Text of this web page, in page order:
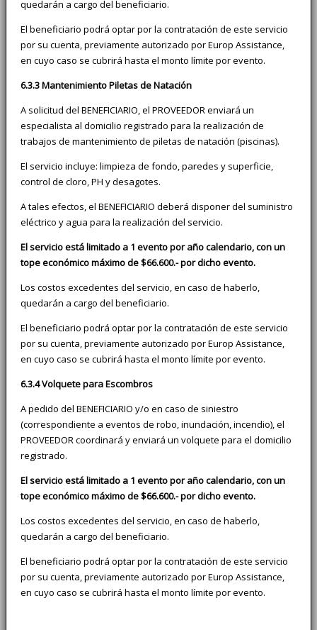
quedarán a cargo del beneficiario.
El beneficiario podrá optar por la contratación de este servicio
por su cuenta, previamente autorizado por Europ Assistance,
en cuyo caso se cubrirá hasta el monto límite por evento.
6.3.3 Mantenimiento Piletas de Natación
A solicitud del BENEFICIARIO, el PROVEEDOR enviará un
especialista al domicilio registrado para la realización de
trabajos de mantenimiento de piletas de natación (piscinas).
El servicio incluye: limpieza de fondo, paredes y superficie,
control de cloro, PH y desagotes.
A tales efectos, el BENEFICIARIO deberá disponer del suministro
eléctrico y agua para la realización del servicio.
El servicio está limitado a 1 evento por año calendario, con un
tope económico máximo de $66.600.- por dicho evento.
Los costos excedentes del servicio, en caso de haberlo,
quedarán a cargo del beneficiario.
El beneficiario podrá optar por la contratación de este servicio
por su cuenta, previamente autorizado por Europ Assistance,
en cuyo caso se cubrirá hasta el monto límite por evento.
6.3.4 Volquete para Escombros
A pedido del BENEFICIARIO y/o en caso de siniestro
(correspondiente a eventos de robo, inundación, incendio), el
PROVEEDOR coordinará y enviará un volquete para el domicilio
registrado.
El servicio está limitado a 1 evento por año calendario, con un
tope económico máximo de $66.600.- por dicho evento.
Los costos excedentes del servicio, en caso de haberlo,
quedarán a cargo del beneficiario.
El beneficiario podrá optar por la contratación de este servicio
por su cuenta, previamente autorizado por Europ Assistance,
en cuyo caso se cubrirá hasta el monto límite por evento.